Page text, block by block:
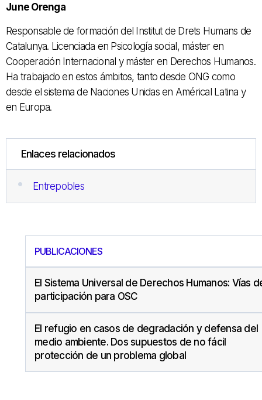
June Orenga
Responsable de formación del Institut de Drets Humans de
Catalunya. Licenciada en Psicología social, máster en
Cooperación Internacional y máster en Derechos Humanos.
Ha trabajado en estos ámbitos, tanto desde ONG como
desde el sistema de Naciones Unidas en Américal Latina y
en Europa.​
Enlaces relacionados
Entrepobles
PUBLICACIONES
El Sistema Universal de Derechos Humanos: Vías
participación para OSC
El refugio en casos de degradación y defensa del
medio ambiente. Dos supuestos de no fácil
protección de un problema global